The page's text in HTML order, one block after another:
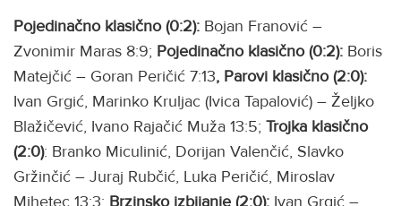
Pojedinačno klasično (0:2): Bojan Franović –
Zvonimir Maras 8:9; Pojedinačno klasično (0:2): Boris
Matejčić – Goran Peričić 7:13, Parovi klasično (2:0):
Ivan Grgić, Marinko Kruljac (Ivica Tapalović) – Željko
Blažičević, Ivano Rajačić Muža 13:5; Trojka klasično
(2:0): Branko Miculinić, Dorijan Valenčić, Slavko
Gržinčić – Juraj Rubčić, Luka Peričić, Miroslav
Mihetec 13:3; Brzinsko izbijanje (2:0): Ivan Grgić –